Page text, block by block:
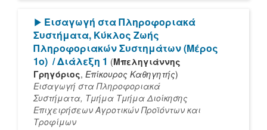
[Play]
Εισαγωγή στα Πληροφοριακά
Συστήματα, Κύκλος Ζωής
Πληροφοριακών Συστημάτων (Μέρος
1ο) / Διάλεξη 1 (Μπεληγιάννης
Γρηγόριος, Επίκουρος Καθηγητής)
Εισαγωγή στα Πληροφοριακά
Συστήματα, Τμήμα Τμήμα Διοίκησης
Επιχειρήσεων Αγροτικών Προϊόντων και
Τροφίμων